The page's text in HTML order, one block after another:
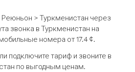
> Туркменистан через
звонка в Туркменистан на
номера от 17.4 ¢.
подключите тариф и звоните в
по выгодным ценам.